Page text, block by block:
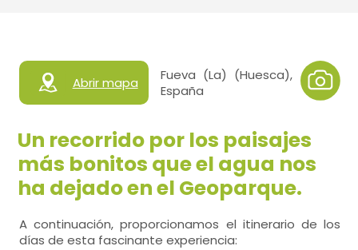
Abrir mapa
Fueva (La) (Huesca),
España
Un recorrido por los paisajes
más bonitos que el agua nos
ha dejado en el Geoparque.
A continuación, proporcionamos el itinerario de los
días de esta fascinante experiencia: